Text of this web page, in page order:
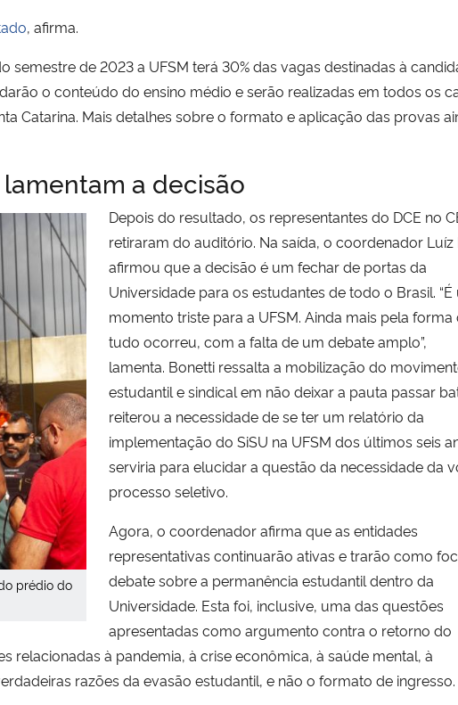
, afirma.
de 2023 a UFSM terá 30% das vagas destinadas à
o conteúdo do ensino médio e serão realizadas em todos os
Catarina. Mais detalhes sobre o formato e aplicação das provas
a decisão
prédio do
Depois do resultado, os representantes do DCE no
retiraram do auditório. Na saída, o coordenador Luíz
afirmou que a decisão é um fechar de portas da
Universidade para os estudantes de todo o Brasil. “É
momento triste para a UFSM. Ainda mais pela
tudo ocorreu, com a falta de um debate amplo”,
lamenta. Bonetti ressalta a mobilização do
estudantil e sindical em não deixar a pauta passar
reiterou a necessidade de se ter um relatório da
implementação do SiSU na UFSM dos últimos seis
serviria para elucidar a questão da necessidade da
processo seletivo.
Agora, o coordenador afirma que as entidades
representativas continuarão ativas e trarão como
debate sobre a permanência estudantil dentro da
Universidade. Esta foi, inclusive, uma das questões
apresentadas como argumento contra o retorno do
à pandemia, à crise econômica, à saúde mental, à
razões da evasão estudantil, e não o formato de ingresso.